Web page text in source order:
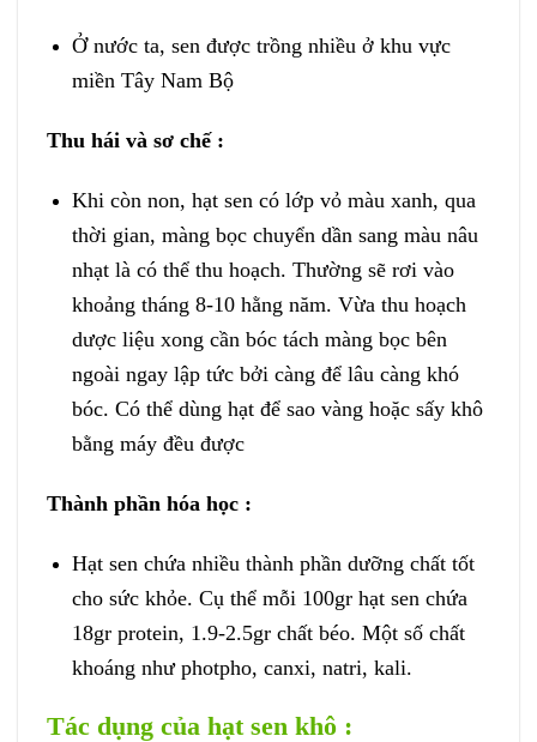
Ở nước ta, sen được trồng nhiều ở khu vực
miền Tây Nam Bộ
Thu hái và sơ chế :
Khi còn non, hạt sen có lớp vỏ màu xanh, qua
thời gian, màng bọc chuyển dần sang màu nâu
nhạt là có thể thu hoạch. Thường sẽ rơi vào
khoảng tháng 8-10 hằng năm. Vừa thu hoạch
dược liệu xong cần bóc tách màng bọc bên
ngoài ngay lập tức bởi càng để lâu càng khó
bóc. Có thể dùng hạt để sao vàng hoặc sấy khô
bằng máy đều được
Thành phần hóa học :
Hạt sen chứa nhiều thành phần dưỡng chất tốt
cho sức khỏe. Cụ thể mỗi 100gr hạt sen chứa
18gr protein, 1.9-2.5gr chất béo. Một số chất
khoáng như photpho, canxi, natri, kali.
Tác dụng của hạt sen khô :